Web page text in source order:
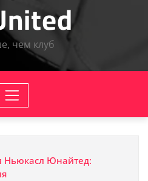
чем клуб
Ньюкасл Юнайтед: